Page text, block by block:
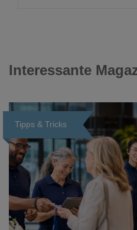
Interessante
Tipps & Tricks